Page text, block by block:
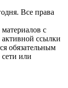
Все права
с
активной ссылки
обязательным
или